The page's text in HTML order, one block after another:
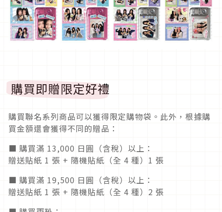
購買即贈限定好禮
購買聯名系列商品可以獲得限定購物袋。此外，根據購
買金額還會獲得不同的贈品：
■ 購買滿 13,000 日圓（含稅）以上：
贈送貼紙 1 張 + 隨機貼紙（全 4 種）1 張
■ 購買滿 19,500 日圓（含稅）以上：
贈送貼紙 1 張 + 隨機貼紙（全 4 種）2 張